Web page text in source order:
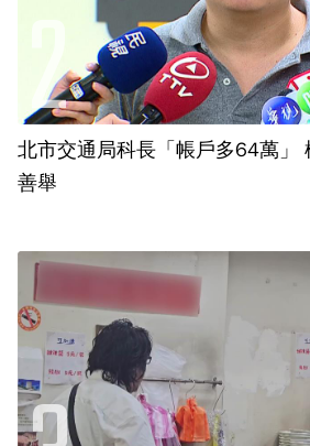
北市交通局科長「帳戶多64萬」
善舉